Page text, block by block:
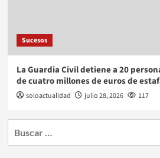
Sucesos
La Guardia Civil detiene a 20
de cuatro millones de euros de
soloactualidad julio 28, 2026 117